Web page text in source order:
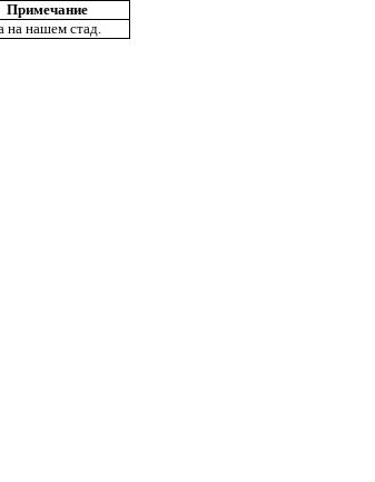
Примечание
на нашем стад.